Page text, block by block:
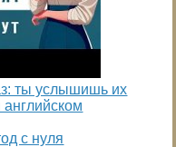
ты услышишь их